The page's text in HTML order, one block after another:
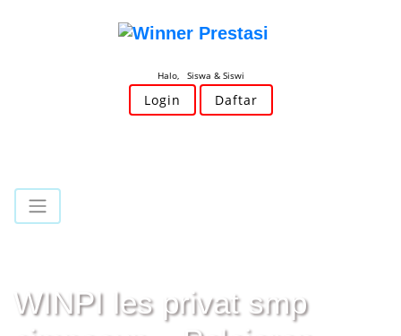
Halo, Siswa & Siswi
Login Daftar
WINPI les privat smp